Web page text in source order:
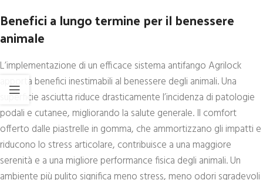
Benefici a lungo termine per il benessere
animale
L’implementazione di un efficace sistema antifango Agrilock
apporta benefici inestimabili al benessere degli animali. Una
superficie asciutta riduce drasticamente l’incidenza di patologie
podali e cutanee, migliorando la salute generale. Il comfort
offerto dalle piastrelle in gomma, che ammortizzano gli impatti e
riducono lo stress articolare, contribuisce a una maggiore
serenità e a una migliore performance fisica degli animali. Un
ambiente più pulito significa meno stress, meno odori sgradevoli